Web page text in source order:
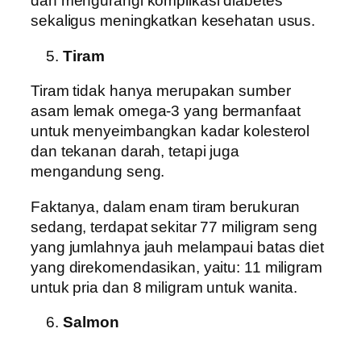
sekaligus meningkatkan kesehatan usus.
Tiram
Tiram tidak hanya merupakan sumber
asam lemak omega-3 yang bermanfaat
untuk menyeimbangkan kadar kolesterol
dan tekanan darah, tetapi juga
mengandung seng.
Faktanya, dalam enam tiram berukuran
sedang, terdapat sekitar 77 miligram seng
yang jumlahnya jauh melampaui batas diet
yang direkomendasikan, yaitu: 11 miligram
untuk pria dan 8 miligram untuk wanita.
Salmon